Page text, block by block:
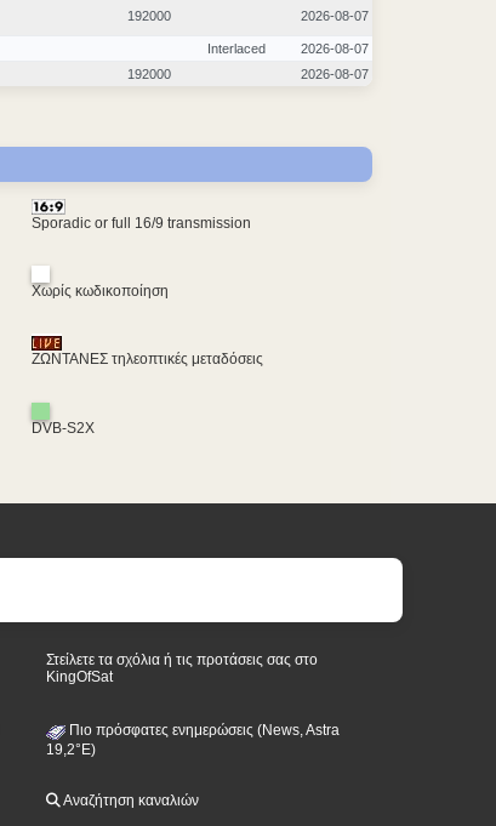
192000 2026-08-07
Interlaced
2026-08-07
192000 2026-08-07
Sporadic or full 16/9 transmission
Χωρίς κωδικοποίηση
ΖΩΝΤΑΝΕΣ τηλεοπτικές μεταδόσεις
DVB-S2X
Στείλετε τα σχόλια ή τις προτάσεις σας στο
KingOfSat
Πιο πρόσφατες ενημερώσεις (News, Astra
19,2°E)
Αναζήτηση καναλιών